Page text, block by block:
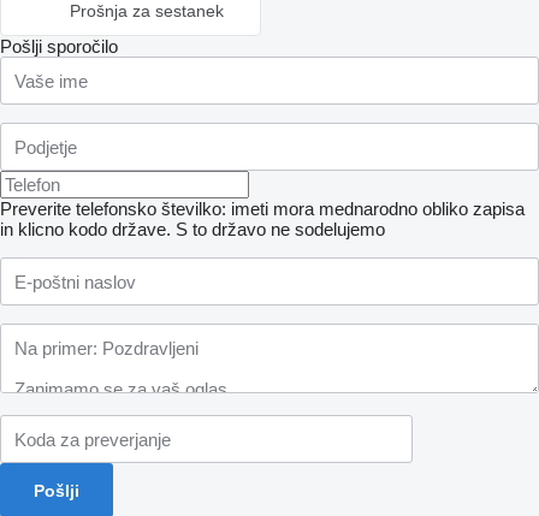
Prošnja za sestanek
Pošlji sporočilo
Preverite telefonsko številko: imeti mora mednarodno obliko zapisa
in klicno kodo države. S to državo ne sodelujemo